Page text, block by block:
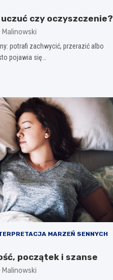
uczuć czy oczyszczenie?
Malinowski
potrafi zachwycić, przerazić albo
pojawia się…
MARZEŃ SENNYCH
początek i szanse
Malinowski